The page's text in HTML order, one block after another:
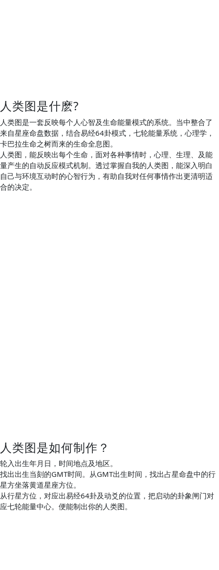
人类图是什麽?
人类图是一套反映每个人心智及生命能量模式的系统。当中整合了
来自星座命盘数据，结合易经64卦模式，七轮能量系统，心理学，
卡巴拉生命之树而来的生命全息图。
人类图，能反映出每个生命，面对各种事情时，心理、生理、及能
量产生的自动反应模式机制。透过掌握自我的人类图，能深入明白
自己与环境互动时的心智行为，有助自我对任何事情作出更清明适
合的决定。
人类图是如何制作？
轮入出生年月日，时间地点及地区。
找出出生当刻的GMT时间。从GMT出生时间，找出占星命盘中的行
星方坐落黄道星座方位。
从行星方位，对应出易经64卦及动爻的位置，把启动的卦象闸门对
应七轮能量中心。便能制出你的人类图。